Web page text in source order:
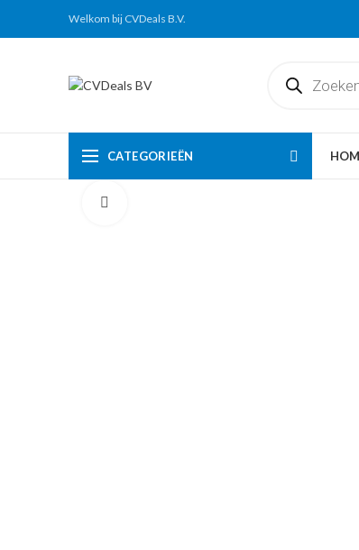
Welkom bij CVDeals B.V.
zoeken
CATEGORIEËN